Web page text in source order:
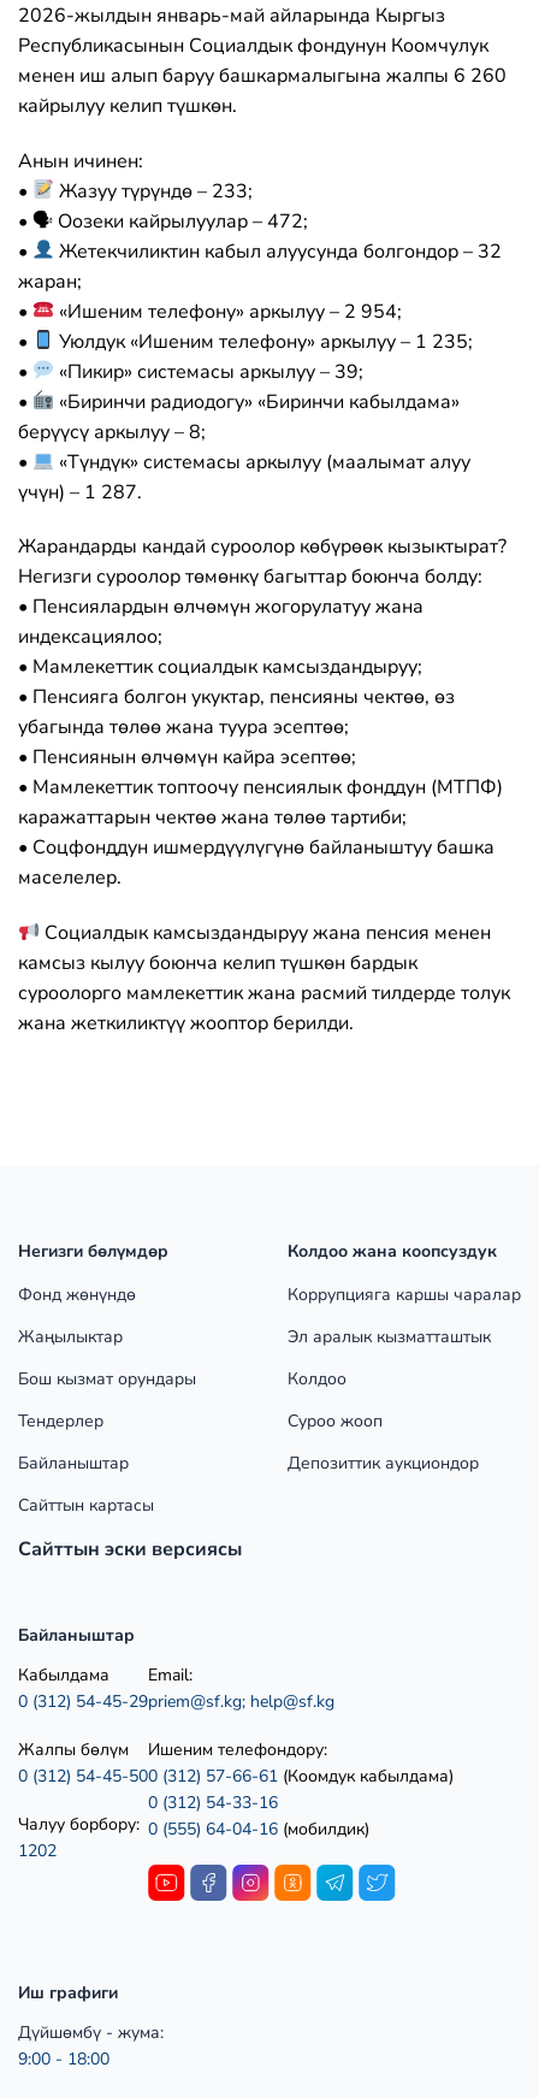
2026-жылдын январь-май айларында Кыргыз
Республикасынын Социалдык фондунун Коомчулук
менен иш алып баруу башкармалыгына жалпы 6 260
кайрылуу келип түшкөн.
Анын ичинен:
•
Жазуу түрүндө – 233;
• 🗣 Оозеки кайрылуулар – 472;
•
Жетекчиликтин кабыл алуусунда болгондор – 32
жаран;
•
«Ишеним телефону» аркылуу – 2 954;
•
Уюлдук «Ишеним телефону» аркылуу – 1 235;
•
«Пикир» системасы аркылуу – 39;
•
«Биринчи радиодогу» «Биринчи кабылдама»
берүүсү аркылуу – 8;
•
«Түндүк» системасы аркылуу (маалымат алуу
үчүн) – 1 287.
Жарандарды кандай суроолор көбүрөөк кызыктырат?
Негизги суроолор төмөнкү багыттар боюнча болду:
• Пенсиялардын өлчөмүн жогорулатуу жана
индексациялоо;
• Мамлекеттик социалдык камсыздандыруу;
• Пенсияга болгон укуктар, пенсияны чектөө, өз
убагында төлөө жана туура эсептөө;
• Пенсиянын өлчөмүн кайра эсептөө;
• Мамлекеттик топтоочу пенсиялык фонддун (МТПФ)
каражаттарын чектөө жана төлөө тартиби;
• Соцфонддун ишмердүүлүгүнө байланыштуу башка
маселелер.
Социалдык камсыздандыруу жана пенсия менен
камсыз кылуу боюнча келип түшкөн бардык
суроолорго мамлекеттик жана расмий тилдерде толук
жана жеткиликтүү жооптор берилди.
Негизги бөлүмдөр
Фонд жөнүндө
Жаңылыктар
Бош кызмат орундары
Тендерлер
Байланыштар
Сайттын картасы
Сайттын эски версиясы
Колдоо жана коопсуздук
Коррупцияга каршы чаралар
Эл аралык кызматташтык
Колдоо
Суроо жооп
Депозиттик аукциондор
Байланыштар
Кабылдама
0 (312) 54-45-29
Жалпы бөлүм
0 (312) 54-45-50
Чалуу борбору:
1202
Email:
priem@sf.kg; help@sf.kg
Ишеним телефондору:
0 (312) 57-66-61 (Коомдук кабылдама)
0 (312) 54-33-16
0 (555) 64-04-16 (мобилдик)
Иш графиги
Дүйшөмбү - жума:
9:00 - 18:00